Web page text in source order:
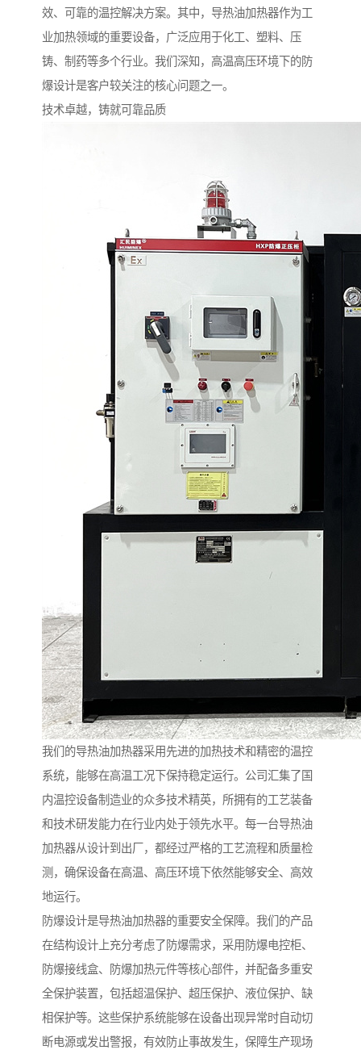
效、可靠的温控解决方案。其中，导热油加热器作为工
业加热领域的重要设备，广泛应用于化工、塑料、压
铸、制药等多个行业。我们深知，高温高压环境下的防
爆设计是客户较关注的核心问题之一。
技术卓越，铸就可靠品质
我们的导热油加热器采用先进的加热技术和精密的温控
系统，能够在高温工况下保持稳定运行。公司汇集了国
内温控设备制造业的众多技术精英，所拥有的工艺装备
和技术研发能力在行业内处于领先水平。每一台导热油
加热器从设计到出厂，都经过严格的工艺流程和质量检
测，确保设备在高温、高压环境下依然能够安全、高效
地运行。
防爆设计是导热油加热器的重要安全保障。我们的产品
在结构设计上充分考虑了防爆需求，采用防爆电控柜、
防爆接线盒、防爆加热元件等核心部件，并配备多重安
全保护装置，包括超温保护、超压保护、液位保护、缺
相保护等。这些保护系统能够在设备出现异常时自动切
断电源或发出警报，有效防止事故发生，保障生产现场